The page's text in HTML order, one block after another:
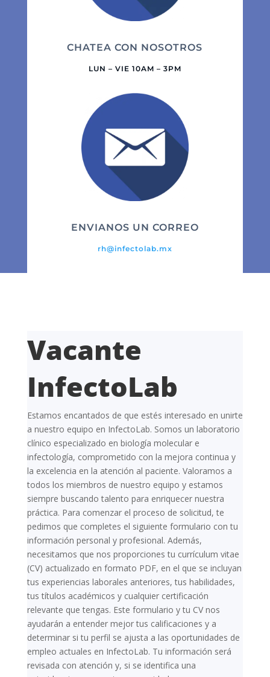
CHATEA CON NOSOTROS
LUN – VIE 10AM – 3PM
ENVIANOS UN CORREO
rh@infectolab.mx
Vacante
InfectoLab
Estamos encantados de que estés interesado en unirte
a nuestro equipo en InfectoLab. Somos un laboratorio
clínico especializado en biología molecular e
infectología, comprometido con la mejora continua y
la excelencia en la atención al paciente. Valoramos a
todos los miembros de nuestro equipo y estamos
siempre buscando talento para enriquecer nuestra
práctica. Para comenzar el proceso de solicitud, te
pedimos que completes el siguiente formulario con tu
información personal y profesional. Además,
necesitamos que nos proporciones tu currículum vitae
(CV) actualizado en formato PDF, en el que se incluyan
tus experiencias laborales anteriores, tus habilidades,
tus títulos académicos y cualquier certificación
relevante que tengas. Este formulario y tu CV nos
ayudarán a entender mejor tus calificaciones y a
determinar si tu perfil se ajusta a las oportunidades de
empleo actuales en InfectoLab. Tu información será
revisada con atención y, si se identifica una